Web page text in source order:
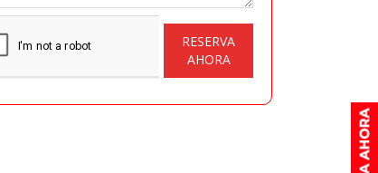
RESERVA
AHORA